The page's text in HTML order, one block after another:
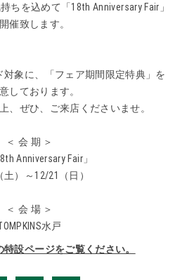
ちを込めて「18th Anniversary Fair」
催致します。
象に、「フェア期間限定特典」を
しております。
、ぜひ、ご来店くださいませ。
＜ 会 期 ＞
Anniversary Fair」
土）～12/21（日）
＜ 会 場 ＞
水戸
設ページをご覧ください。